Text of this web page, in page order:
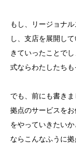
もし、リージョナ
し、支店を展開し
きていったことで
式ならわたしたちも
でも、前にも書き
拠点のサービスを
をやっていきたい
ならこんなふうに